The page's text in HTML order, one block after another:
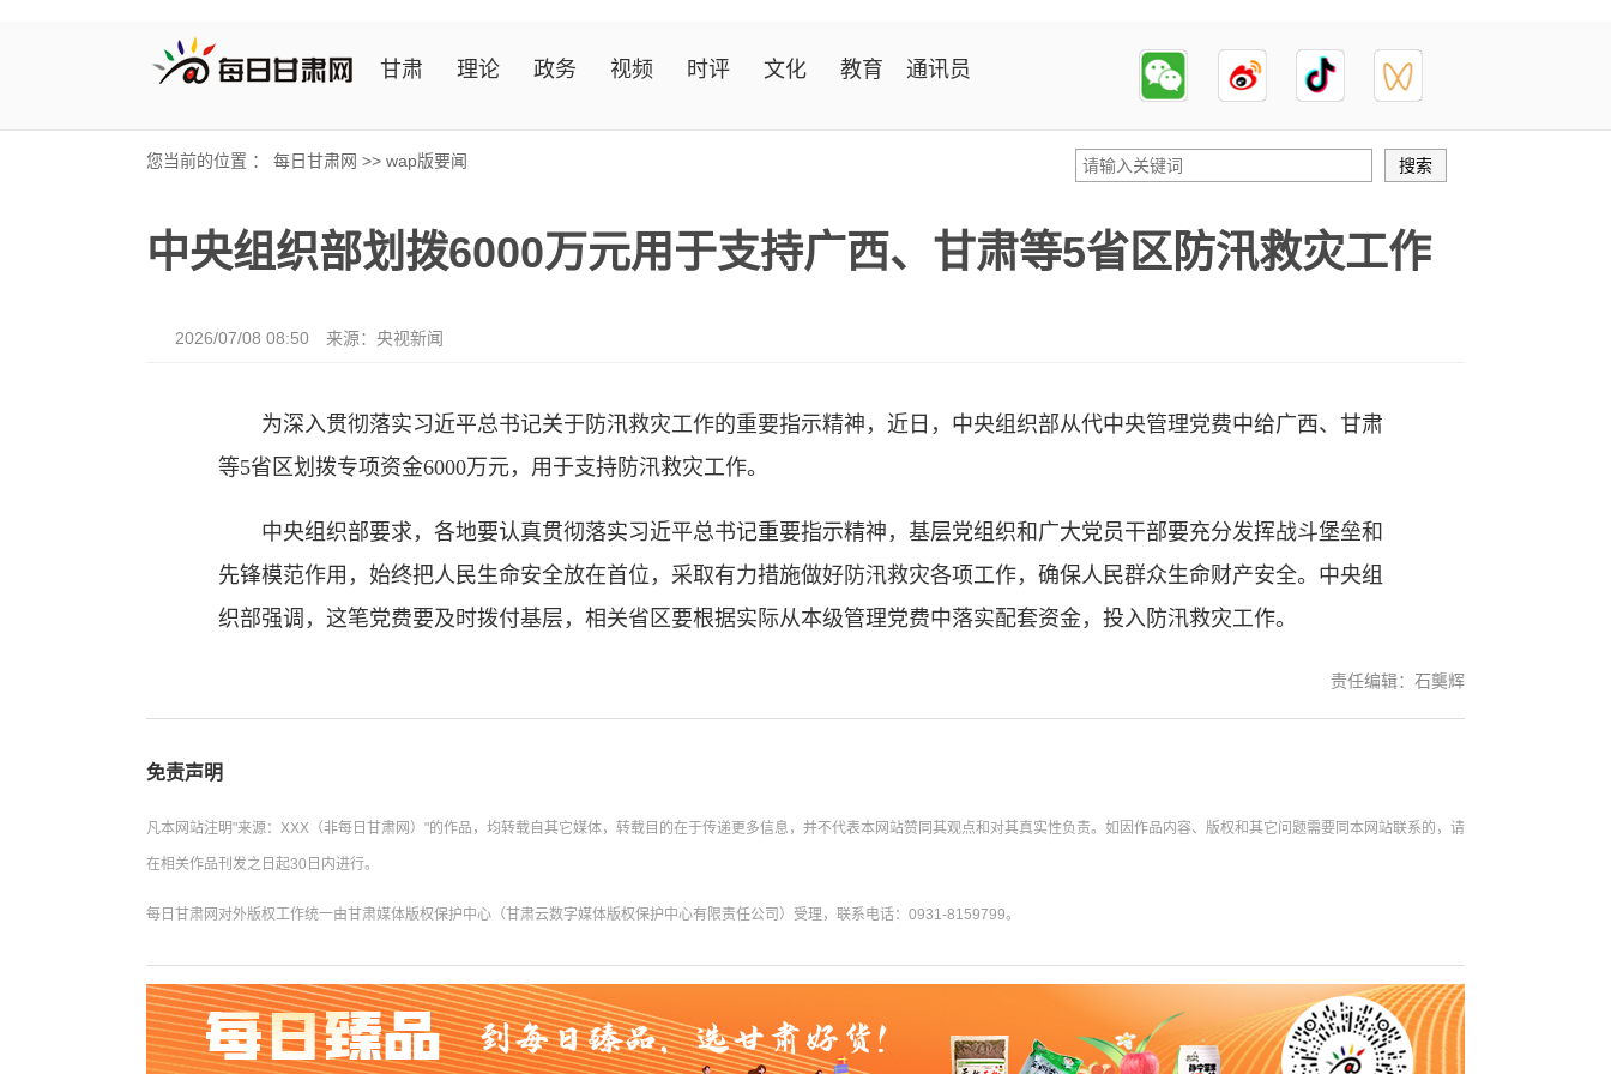
甘肃 理论 政务 视频 时评 文化 教育 通讯员
您当前的位置 ： 每日甘肃网 >> wap版要闻
中央组织部划拨6000万元用于支持广西、甘肃等5省区防汛救灾工作
2026/07/08 08:50 来源：央视新闻
为深入贯彻落实习近平总书记关于防汛救灾工作的重要指示精神，近日，中央组织部从代中央管理党费中给广西、甘肃
等5省区划拨专项资金6000万元，用于支持防汛救灾工作。
中央组织部要求，各地要认真贯彻落实习近平总书记重要指示精神，基层党组织和广大党员干部要充分发挥战斗堡垒和
先锋模范作用，始终把人民生命安全放在首位，采取有力措施做好防汛救灾各项工作，确保人民群众生命财产安全。中央组
织部强调，这笔党费要及时拨付基层，相关省区要根据实际从本级管理党费中落实配套资金，投入防汛救灾工作。
责任编辑：石龑辉
免责声明
凡本网站注明"来源：XXX（非每日甘肃网）"的作品，均转载自其它媒体，转载目的在于传递更多信息，并不代表本网站赞同其观点和对其真实性负责。如因作品内容、版权和其它问题需要同本网站联系的，请
在相关作品刊发之日起30日内进行。
每日甘肃网对外版权工作统一由甘肃媒体版权保护中心（甘肃云数字媒体版权保护中心有限责任公司）受理，联系电话：0931-8159799。